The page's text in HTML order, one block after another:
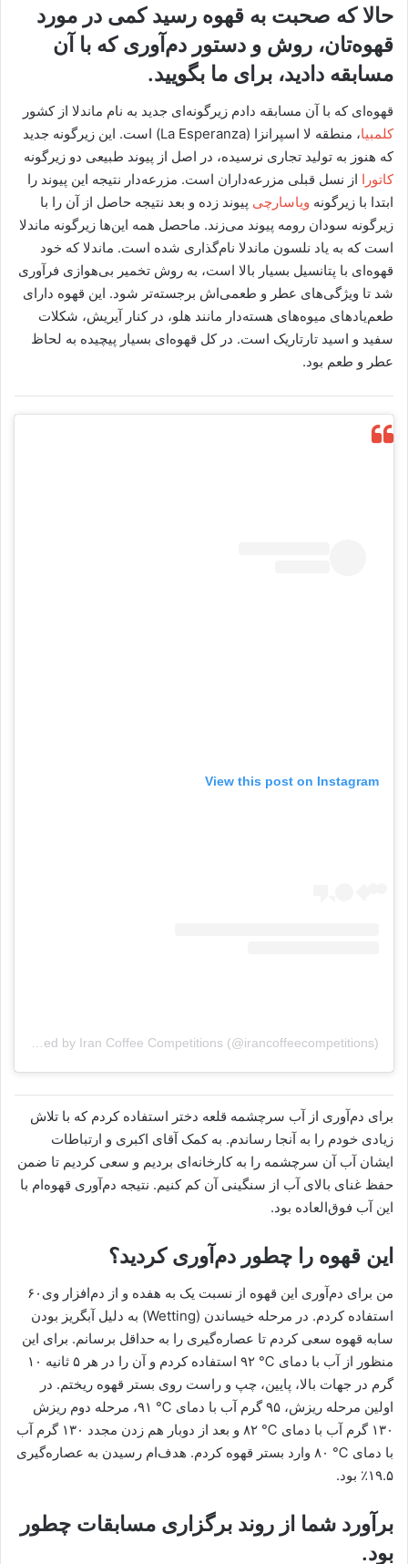
حالا که صحبت به قهوه رسید کمی در مورد
قهوه‌تان، روش و دستور دم‌آوری که با آن
مسابقه دادید، برای ما بگویید.
قهوه‌ای که با آن مسابقه دادم زیرگونه‌ای جدید به نام ماندلا از کشور
کلمبیا
،‌ منطقه لا اسپرانزا (La Esperanza) است. این زیرگونه جدید
که هنوز به تولید تجاری نرسیده، در اصل از پیوند طبیعی دو زیرگونه
کاتورا از نسل قبلی مزرعه‌داران است. مزرعه‌دار نتیجه این پیوند را
ابتدا با زیرگونه ویاسارچی پیوند زده و بعد نتیجه حاصل از آن را با
زیرگونه سودان رومه پیوند می‌زند. ماحصل همه این‌ها زیرگونه ماندلا
است که به یاد نلسون ماندلا نام‌گذاری شده است. ماندلا که خود
قهوه‌ای با پتانسیل بسیار بالا است، به روش تخمیر بی‌هوازی فرآوری
شد تا ویژگی‌های عطر و طعمی‌اش برجسته‌تر شود. این قهوه دارای
طعم‌یادهای میوه‌های هسته‌دار مانند هلو،‌ در کنار آیریش،‌ شکلات
سفید و اسید تارتاریک است. در کل قهوه‌ای بسیار پیچیده به لحاظ
عطر و طعم بود.
View this post on Instagram
A post shared by Iran Coffee Competitions (@irancoffeecompetitions)
برای دم‌آوری از آب سرچشمه قلعه دختر استفاده کردم که با تلاش
زیادی خودم را به آنجا رساندم. به کمک آقای اکبری و ارتباطات
ایشان آب آن سرچشمه را به کارخانه‌ای بردیم و سعی کردیم تا ضمن
حفظ غنای بالای آب از سنگینی آن کم کنیم. نتیجه دم‌آوری قهوه‌ام با
این آب فوق‌العاده بود.
این قهوه را چطور دم‌‌‌آوری کردید؟
من برای دم‌آوری این قهوه از نسبت یک به هفده و از دم‌افزار وی۶۰
استفاده کردم. در مرحله خیساندن (Wetting) به دلیل آبگریز بودن
سابه قهوه سعی کردم تا عصاره‌گیری را به حداقل برسانم. برای این
منظور از آب با دمای ℃ ۹۲ استفاده کردم و آن را در هر ۵ ثانیه ۱۰
گرم در جهات بالا،‌ پایین،‌ چپ و راست روی بستر قهوه ریختم. در
اولین مرحله ریزش، ۹۵ گرم آب با دمای ℃ ۹۱، مرحله دوم ریزش
۱۳۰ گرم آب با دمای ℃ ۸۲ و بعد از دوبار هم زدن مجدد ۱۳۰ گرم آب
با دمای ℃ ۸۰ وارد بستر قهوه کردم. هدف‌ام رسیدن به عصاره‌گیری
۱۹.۵٪ بود.
برآورد شما از روند برگزاری مسابقات چطور
بود.